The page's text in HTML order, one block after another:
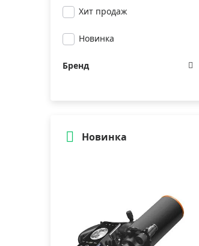
Хит продаж
Новинка
Бренд
Новинка